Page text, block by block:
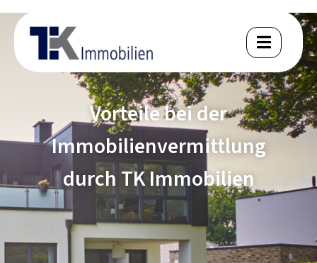
Vorteile bei der
Immobilienvermittlung
durch TK Immobilien